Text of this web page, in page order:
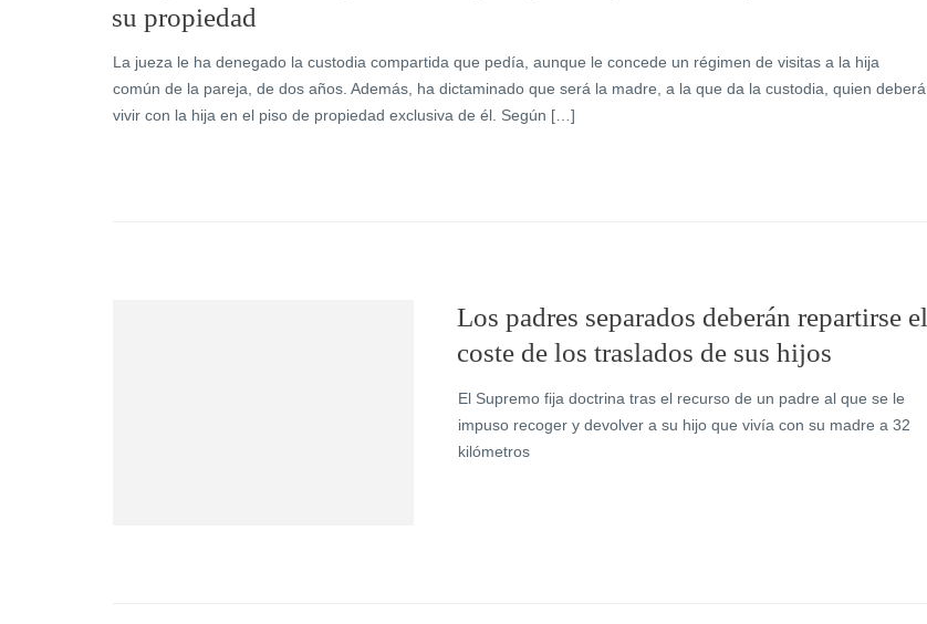
su propiedad
La jueza le ha denegado la custodia compartida que pedía, aunque le concede un régimen de visitas a la hija
común de la pareja, de dos años. Además, ha dictaminado que será la madre, a la que da la custodia, quien deberá
vivir con la hija en el piso de propiedad exclusiva de él. Según […]
Los padres separados deberán repartirse el
coste de los traslados de sus hijos
El Supremo fija doctrina tras el recurso de un padre al que se le
impuso recoger y devolver a su hijo que vivía con su madre a 32
kilómetros